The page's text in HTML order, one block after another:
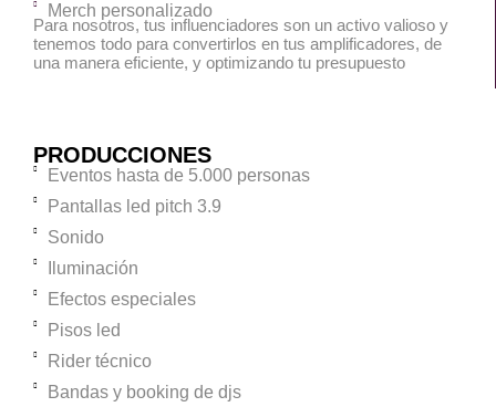
Merch personalizado
Para nosotros, tus influenciadores son un activo valioso y
tenemos todo para convertirlos en tus amplificadores, de
una manera eficiente, y optimizando tu presupuesto
PRODUCCIONES
Eventos hasta de 5.000 personas
Pantallas led pitch 3.9
Sonido
Iluminación
Efectos especiales
Pisos led
Rider técnico
Bandas y booking de djs